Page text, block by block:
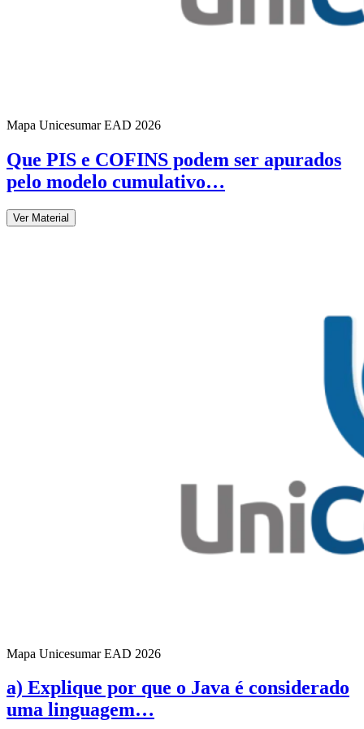
Mapa Unicesumar EAD 2026
Que PIS e COFINS podem ser apurados
pelo modelo cumulativo…
Ver Material
Mapa Unicesumar EAD 2026
a) Explique por que o Java é considerado
uma linguagem…